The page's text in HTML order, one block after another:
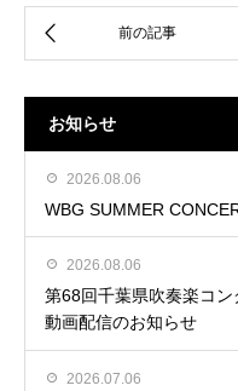
お知らせ
2026.08.06
WBG SUMMER
2026.08.06
第68回千葉県吹奏楽コ
動画配信のお知らせ
2026.07.06